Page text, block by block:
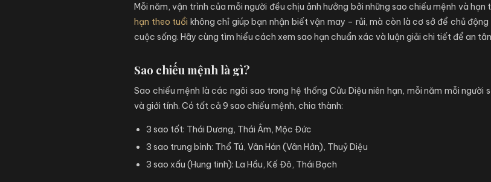
Mỗi năm, vận trình của mỗi người đều chịu ảnh hưởng bởi những sao chiếu mệnh và
hạn theo tuổi không chỉ giúp bạn nhận biết vận may – rủi, mà còn là cơ sở để chủ
cuộc sống. Hãy cùng tìm hiểu cách xem sao hạn chuẩn xác và luận giải chi tiết để an
Sao chiếu mệnh là gì?
Sao chiếu mệnh là các ngôi sao trong hệ thống Cửu Diệu niên hạn, mỗi năm mỗi
và giới tính. Có tất cả 9 sao chiếu mệnh, chia thành:
3 sao tốt: Thái Dương, Thái Âm, Mộc Đức
3 sao trung bình: Thổ Tú, Vân Hán (Vân Hớn), Thuỷ Diệu
3 sao xấu (Hung tinh): La Hầu, Kế Đô, Thái Bạch